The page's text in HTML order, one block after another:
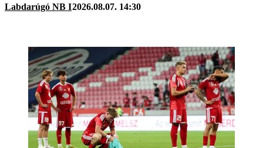
Labdarúgó NB I2026.08.07. 14:30